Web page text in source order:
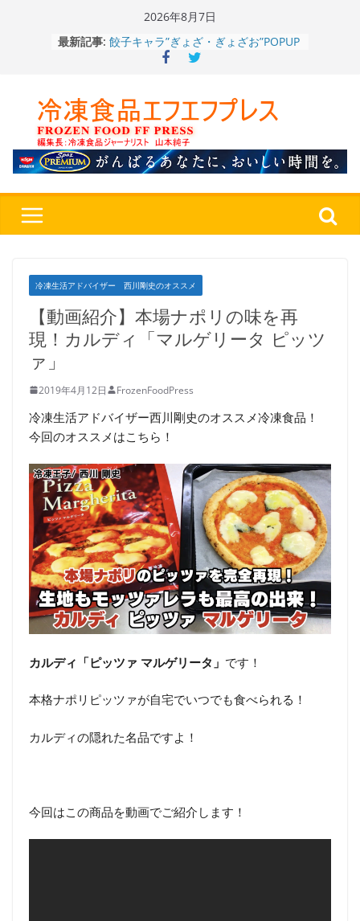
2026年8月7日
最新記事: ストアで作者にご挨拶、新作”れいと
うこ～こ～”を知る
定さわやかフレーバー「CHEESE
WONDER YELLOW」復刻発売中
今まで無かった大盛！水から簡単レン
ジ♪ふわもちめん！！「冷凍 日清の
どん兵衛 大盛 きつねうどん」
「同 肉うどん」
日清食品冷凍、背油の旨み・コク深い
メン」
から新ブランド『ニップン、彩りごは
ん。』～”おいしさ”をアピール
冷凍生活アドバイザー 西川剛史のオススメ
【動画紹介】本場ナポリの味を再
現！カルディ「マルゲリータ ピッツ
ァ」
2019年4月12日 FrozenFoodPress
冷凍生活アドバイザー西川剛史のオススメ冷凍食品！
今回のオススメはこちら！
カルディ「ピッツァ マルゲリータ」 です！
本格ナポリピッツァが自宅でいつでも食べられる！
カルディの隠れた名品ですよ！
今回はこの商品を動画でご紹介します！